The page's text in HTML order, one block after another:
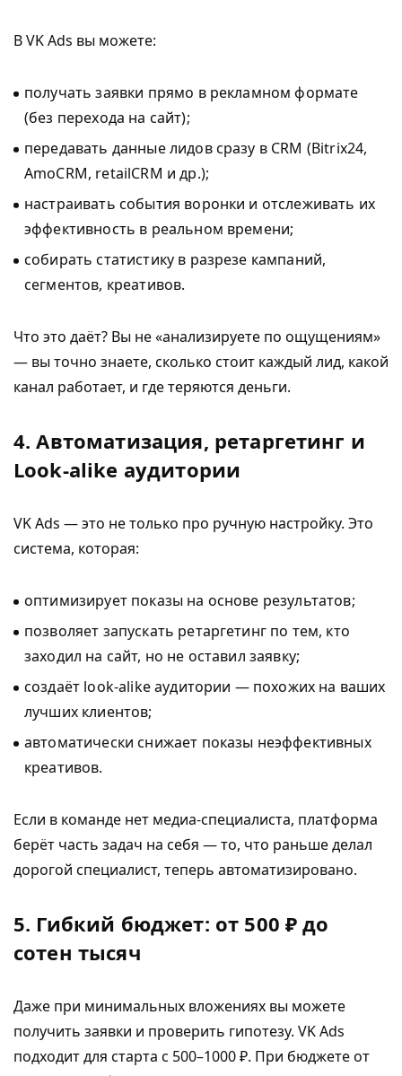
В VK Ads вы можете:
получать заявки прямо в рекламном формате
(без перехода на сайт);
передавать данные лидов сразу в CRM (Bitrix24,
AmoCRM, retailCRM и др.);
настраивать события воронки и отслеживать их
эффективность в реальном времени;
собирать статистику в разрезе кампаний,
сегментов, креативов.
Что это даёт? Вы не «анализируете по ощущениям»
— вы точно знаете, сколько стоит каждый лид, какой
канал работает, и где теряются деньги.
4. Автоматизация, ретаргетинг и
Look-alike аудитории
VK Ads — это не только про ручную настройку. Это
система, которая:
оптимизирует показы на основе результатов;
позволяет запускать ретаргетинг по тем, кто
заходил на сайт, но не оставил заявку;
создаёт look-alike аудитории — похожих на ваших
лучших клиентов;
автоматически снижает показы неэффективных
креативов.
Если в команде нет медиа-специалиста, платформа
берёт часть задач на себя — то, что раньше делал
дорогой специалист, теперь автоматизировано.
5. Гибкий бюджет: от 500 ₽ до
сотен тысяч
Даже при минимальных вложениях вы можете
получить заявки и проверить гипотезу. VK Ads
подходит для старта с 500–1000 ₽. При бюджете от